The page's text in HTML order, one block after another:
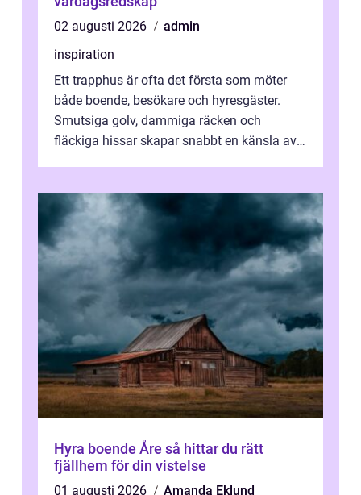
02 augusti 2026
admin
inspiration
Ett trapphus är ofta det första som möter
både boende, besökare och hyresgäster.
Smutsiga golv, dammiga räcken och
fläckiga hissar skapar snabbt en känsla av
Hyra boende Åre så hittar du rätt
fjällhem för din vistelse
01 augusti 2026
Amanda Eklund